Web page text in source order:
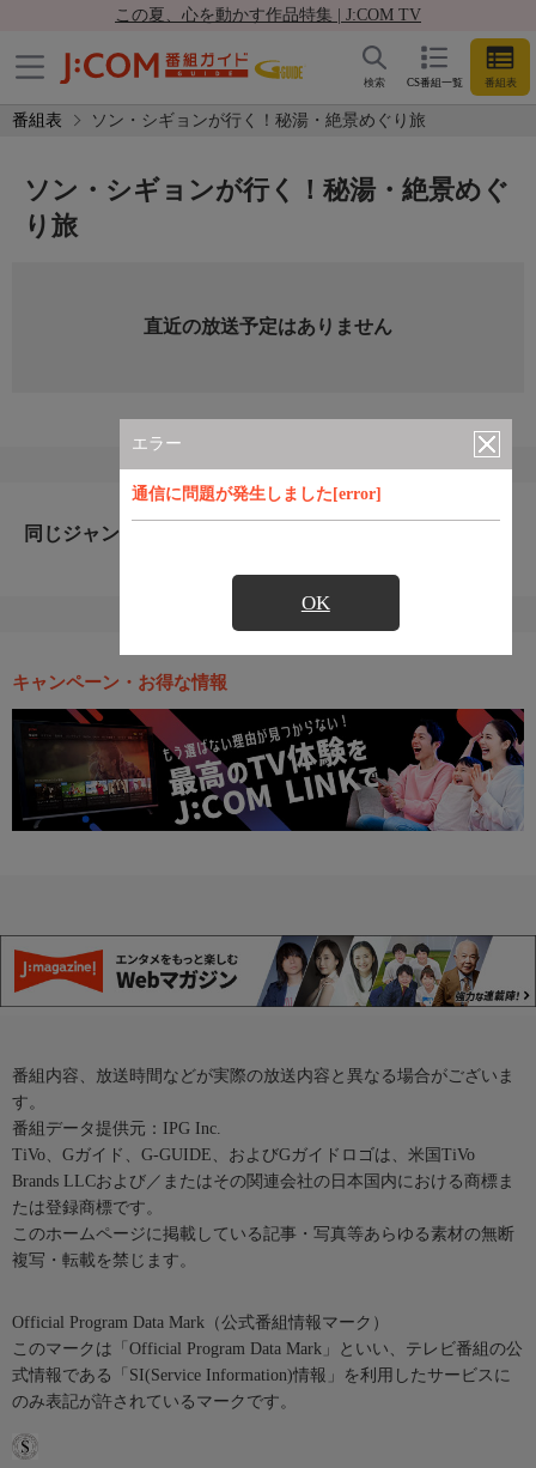
この夏、心を動かす作品特集 | J:COM TV
CS番組一覧 番組表
検索
番組表 ソン・シギョンが行く！秘湯・絶景めぐり旅
エラー
通信に問題が発生しました[error]
OK
ソン・シギョンが行く！秘湯・絶景めぐ
り旅
直近の放送予定はありません
同じジャンルのおすすめ番組
キャンペーン・お得な情報
番組内容、放送時間などが実際の放送内容と異なる場合がございま
す。
番組データ提供元：IPG Inc.
TiVo、Gガイド、G-GUIDE、およびGガイドロゴは、米国TiVo
Brands LLCおよび／またはその関連会社の日本国内における商標ま
たは登録商標です。
このホームページに掲載している記事・写真等あらゆる素材の無断
複写・転載を禁じます。
Official Program Data Mark（公式番組情報マーク）
このマークは「Official Program Data Mark」といい、テレビ番組の公
式情報である「SI(Service Information)情報」を利用したサービスに
のみ表記が許されているマークです。